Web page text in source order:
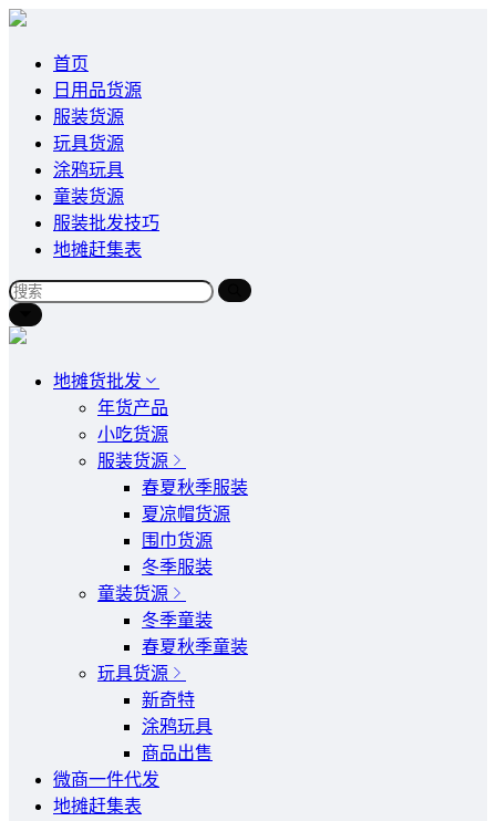
首页
日用品货源
服装货源
玩具货源
涂鸦玩具
童装货源
服装批发技巧
地摊赶集表
地摊货批发
年货产品
小吃货源
服装货源
春夏秋季服装
夏凉帽货源
围巾货源
冬季服装
童装货源
冬季童装
春夏秋季童装
玩具货源
新奇特
涂鸦玩具
商品出售
微商一件代发
地摊赶集表